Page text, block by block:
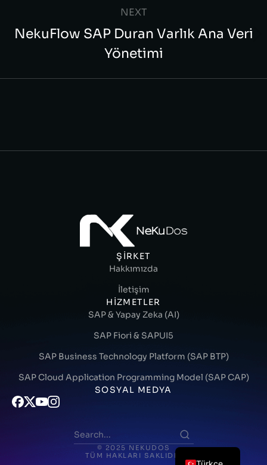
NEXT
NekuFlow SAP Duran Varlık Ana Veri
Yönetimi
ŞIRKET
Hakkımızda
İletişim
HIZMETLER
SAP & Yapay Zeka (AI)
SAP Fiori & SAPUI5
SAP Business Technology Platform (SAP BTP)
SAP Cloud Application Programming Model (SAP CAP)
SOSYAL MEDYA
© 2025 NEKUDOS
TÜM HAKLARI SAKLIDIR